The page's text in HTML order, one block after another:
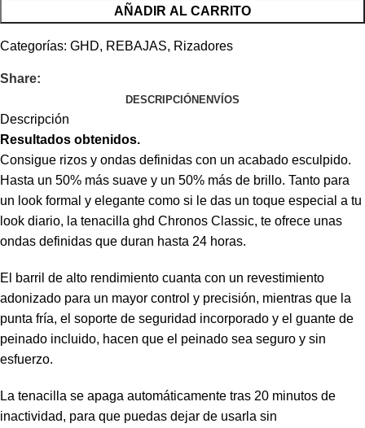
AÑADIR AL CARRITO
Categorías: GHD, REBAJAS, Rizadores
Share:
DESCRIPCIÓN ENVÍOS
Descripción
Resultados obtenidos.
Consigue rizos y ondas definidas con un acabado esculpido.
Hasta un 50% más suave y un 50% más de brillo. Tanto para
un look formal y elegante como si le das un toque especial a tu
look diario, la tenacilla ghd Chronos Classic, te ofrece unas
ondas definidas que duran hasta 24 horas.
El barril de alto rendimiento cuanta con un revestimiento
adonizado para un mayor control y precisión, mientras que la
punta fría, el soporte de seguridad incorporado y el guante de
peinado incluido, hacen que el peinado sea seguro y sin
esfuerzo.
La tenacilla se apaga automáticamente tras 20 minutos de
inactividad, para que puedas dejar de usarla sin